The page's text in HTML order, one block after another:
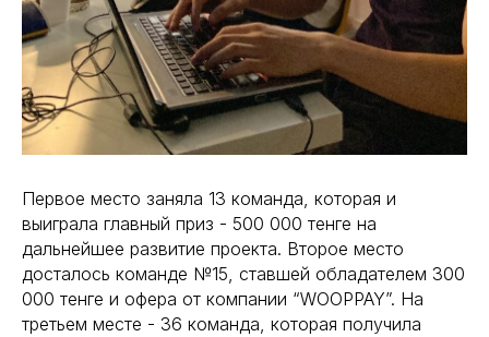
Первое место заняла 13 команда, которая и
выиграла главный приз - 500 000 тенге на
дальнейшее развитие проекта. Второе место
досталось команде №15, ставшей обладателем 300
000 тенге и офера от компании “WOOPPAY”. На
третьем месте - 36 команда, которая получила